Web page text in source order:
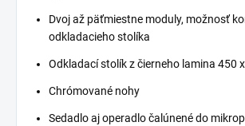
Dvoj až päťmiestne moduly, možnosť
odkladacieho stolíka
Odkladací stolík z čierneho lamina 450
Chrómované nohy
Sedadlo aj operadlo čalúnené do